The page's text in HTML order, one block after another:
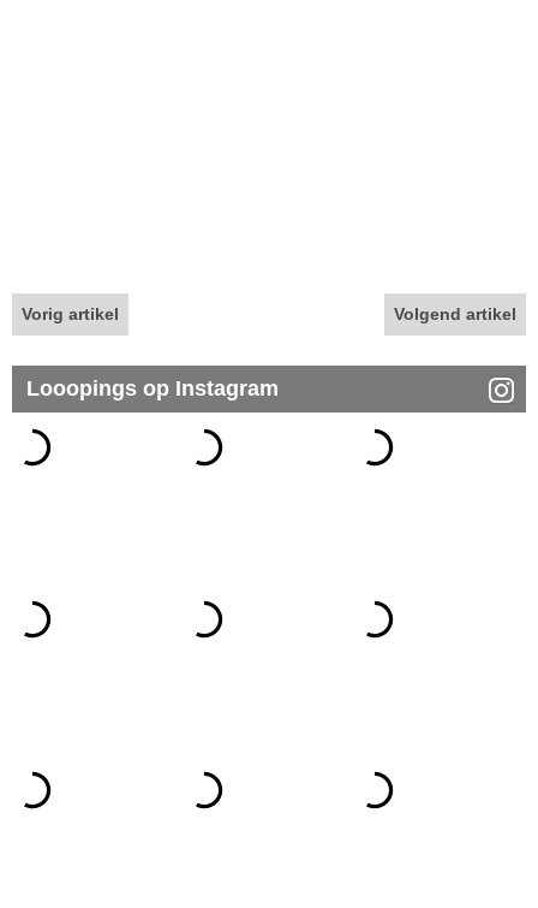
Vorig artikel Volgend artikel
Looopings op Instagram